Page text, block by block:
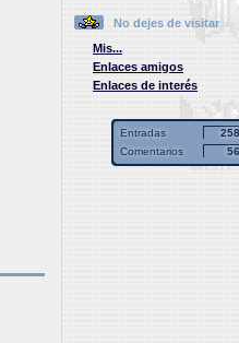
No dejes de visitar
Mis...
Enlaces amigos
Enlaces de interés
Entradas
Comentarios